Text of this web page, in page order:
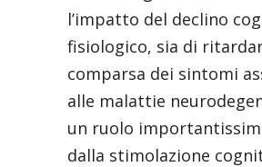
l’impatto del declino
fisiologico, sia di
comparsa dei sintomi
alle malattie
un ruolo
dalla stimolazione